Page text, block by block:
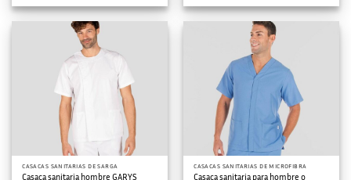
CASACAS SANITARIAS DE SARGA
Casaca sanitaria hombre GARYS
CASACAS SANITARIAS DE MICROFIBRA
Casaca sanitaria para hombre o